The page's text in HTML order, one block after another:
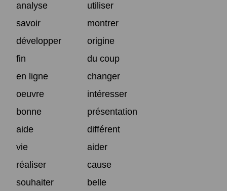
analyse
utiliser
savoir
montrer
développer
origine
fin
du coup
en ligne
changer
oeuvre
intéresser
bonne
présentation
aide
différent
vie
aider
réaliser
cause
souhaiter
belle